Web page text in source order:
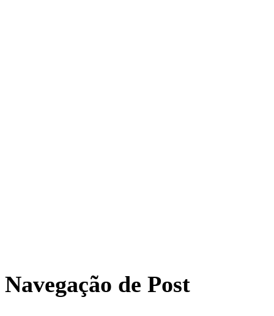
Navegação de Post